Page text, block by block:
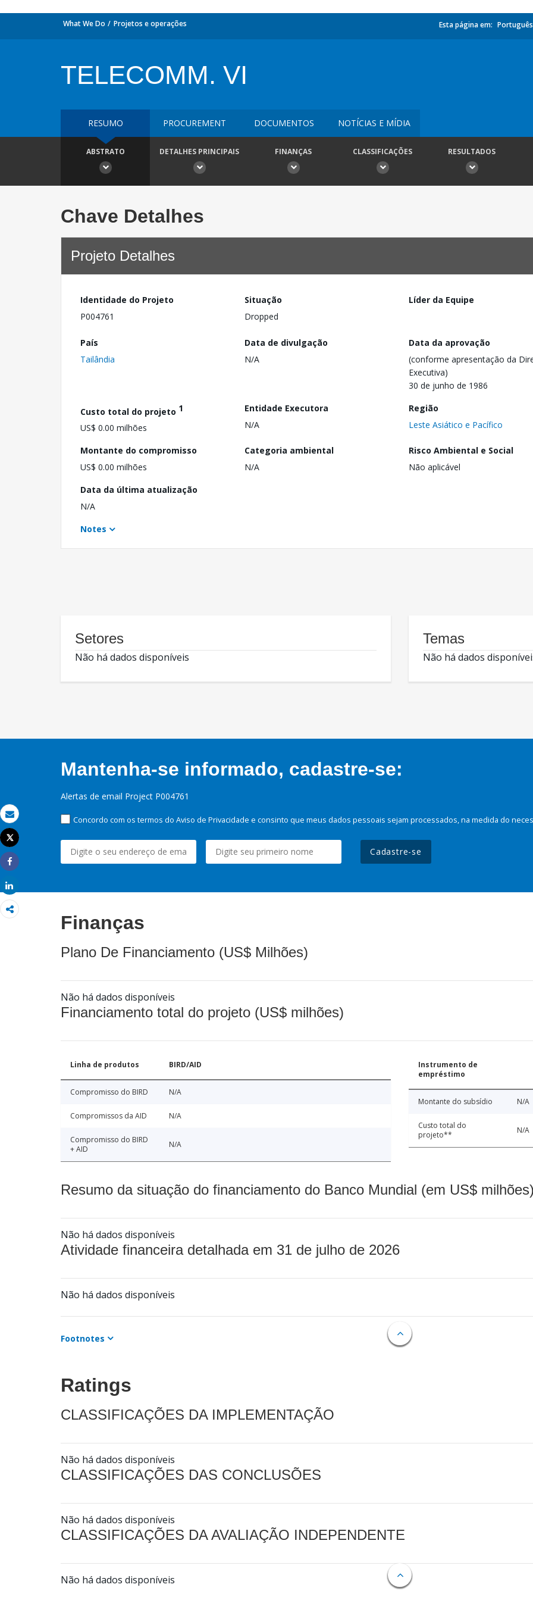
Email
Imprimir
Tweet
Share
What We Do Projetos e operações Esta página em: Português
TELECOMM. VI
RESUMO PROCUREMENT DOCUMENTOS NOTÍCIAS E MÍDIA
ABSTRATO DETALHES PRINCIPAIS FINANÇAS CLASSIFICAÇÕES RESULTADOS
Chave Detalhes
Projeto Detalhes
Identidade do Projeto
P004761
Situação
Dropped
Líder da Equipe
País
Tailândia
Data de divulgação
N/A
Data da aprovação
(conforme apresentação da
Executiva)
30 de junho de 1986
Custo total do projeto 1
US$ 0.00 milhões
Entidade Executora
N/A
Região
Leste Asiático e Pacífico
Montante do compromisso
US$ 0.00 milhões
Categoria ambiental
N/A
Risco Ambiental e Social
Não aplicável
Data da última atualização
N/A
Notes
Setores
Não há dados disponíveis
Temas
Não há dados
Mantenha-se informado, cadastre-se:
Alertas de email Project P004761
Concordo com os termos do Aviso de Privacidade e consinto que meus dados pessoais sejam processados, na medida do
Cadastre-se
Finanças
Plano De Financiamento (US$ Milhões)
Não há dados disponíveis
Financiamento total do projeto (US$ milhões)
Linha de produtos BIRD/AID
Compromisso do BIRD N/A
Compromissos da AID N/A
Compromisso do BIRD
+ AID
N/A
Instrumento de
empréstimo
Montante do subsídio N/A
Custo total do
projeto**
N/A
Resumo da situação do financiamento do Banco Mundial (em US$
Não há dados disponíveis
Atividade financeira detalhada em 31 de julho de 2026
Não há dados disponíveis
Footnotes
Ratings
CLASSIFICAÇÕES DA IMPLEMENTAÇÃO
Não há dados disponíveis
CLASSIFICAÇÕES DAS CONCLUSÕES
Não há dados disponíveis
CLASSIFICAÇÕES DA AVALIAÇÃO INDEPENDENTE
Não há dados disponíveis